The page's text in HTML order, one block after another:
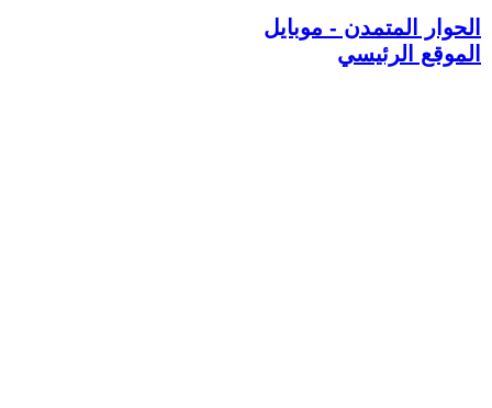
الحوار المتمدن - موبايل
الموقع الرئيسي